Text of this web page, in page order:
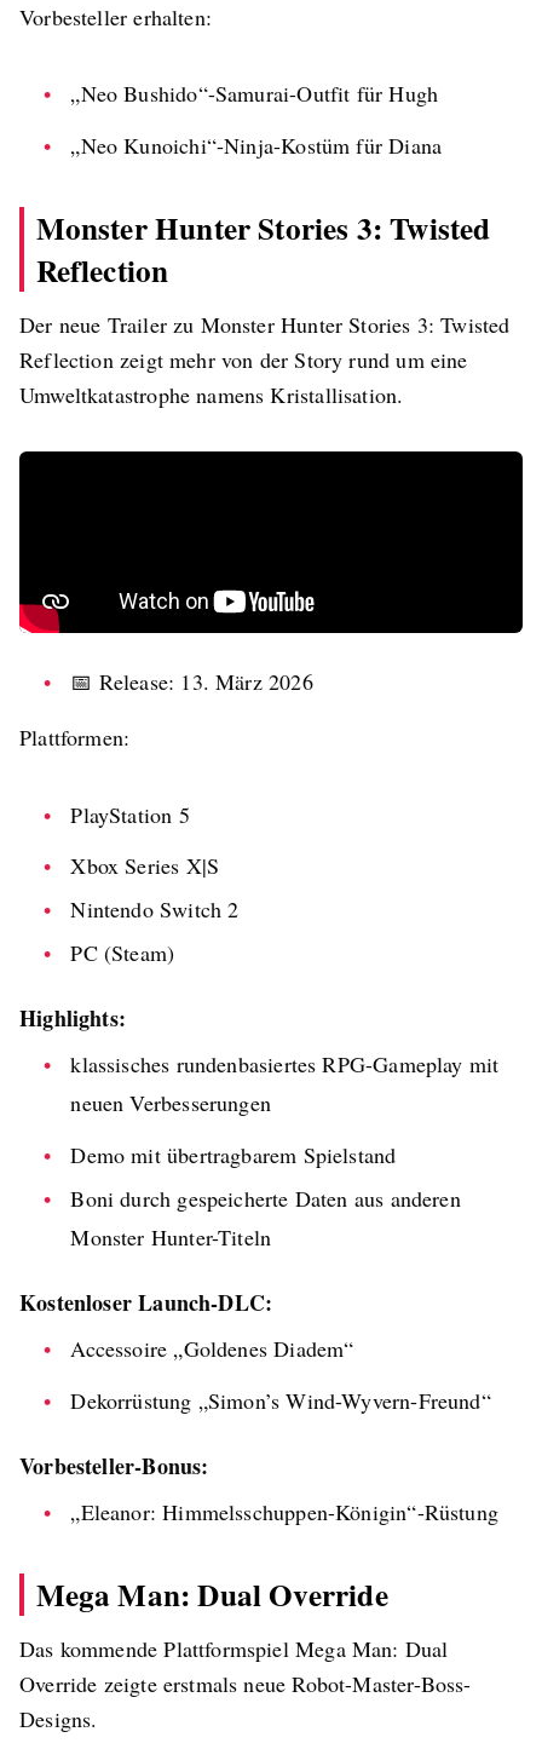
Vorbesteller erhalten:
„Neo Bushido“-Samurai-Outfit für Hugh
„Neo Kunoichi“-Ninja-Kostüm für Diana
Monster Hunter Stories 3: Twisted
Reflection
Der neue Trailer zu Monster Hunter Stories 3: Twisted
Reflection zeigt mehr von der Story rund um eine
Umweltkatastrophe namens Kristallisation.
📅 Release: 13. März 2026
Plattformen:
PlayStation 5
Xbox Series X|S
Nintendo Switch 2
PC (Steam)
Highlights:
klassisches rundenbasiertes RPG-Gameplay mit
neuen Verbesserungen
Demo mit übertragbarem Spielstand
Boni durch gespeicherte Daten aus anderen
Monster Hunter-Titeln
Kostenloser Launch-DLC:
Accessoire „Goldenes Diadem“
Dekorrüstung „Simon’s Wind-Wyvern-Freund“
Vorbesteller-Bonus:
„Eleanor: Himmelsschuppen-Königin“-Rüstung
Mega Man: Dual Override
Das kommende Plattformspiel Mega Man: Dual
Override zeigte erstmals neue Robot-Master-Boss-
Designs.